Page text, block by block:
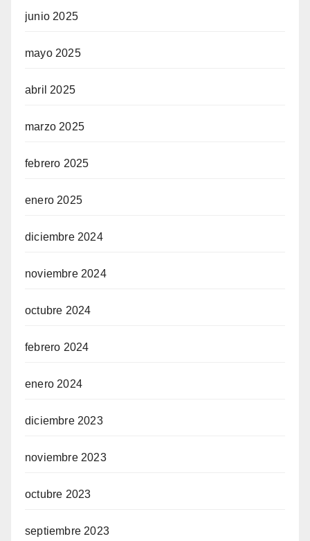
junio 2025
mayo 2025
abril 2025
marzo 2025
febrero 2025
enero 2025
diciembre 2024
noviembre 2024
octubre 2024
febrero 2024
enero 2024
diciembre 2023
noviembre 2023
octubre 2023
septiembre 2023